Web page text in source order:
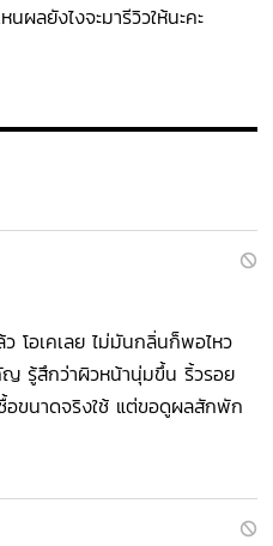
ผลยังไงจะมารีวิวให้นะคะ
โอเคเลย ไม่มันกลิ่นก็พอไหว
รู้สึกว่าผิวหน้านุ่มขึ้น ริ้วรอย
อขนาดจริงใช้ แต่ขอดูผลสักพัก